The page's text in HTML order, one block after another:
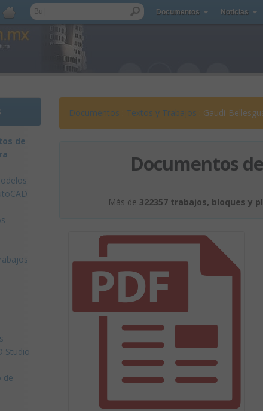
Documentos Noticias
de
Studio
de
Documentos : Textos y Trabajos : Gaudi-
Documentos
Más de 322357 trabajos, bloques y